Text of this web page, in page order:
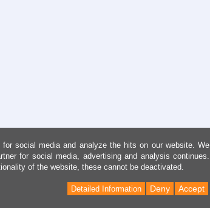
social media and analyze the hits on our website. We
for social media, advertising and analysis continues.
of the website, these cannot be deactivated.
Accept
Deny
Detailed Information